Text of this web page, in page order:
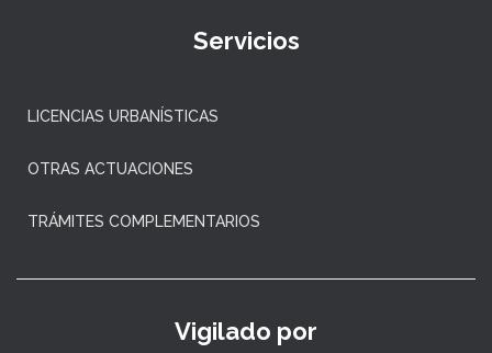
Servicios
LICENCIAS URBANÍSTICAS
OTRAS ACTUACIONES
TRÁMITES COMPLEMENTARIOS
Vigilado por